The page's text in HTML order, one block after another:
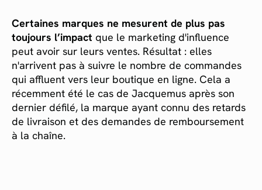
Certaines marques ne mesurent de plus pas
toujours l’impact que le marketing d'influence
peut avoir sur leurs ventes. Résultat : elles
n'arrivent pas à suivre le nombre de commandes
qui affluent vers leur boutique en ligne. Cela a
récemment été le cas de Jacquemus après son
dernier défilé, la marque ayant connu des retards
de livraison et des demandes de remboursement
à la chaîne.